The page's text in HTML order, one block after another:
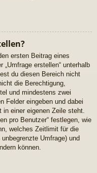
ersten Beitrag eines
erstellen“ unterhalb
du diesen Bereich nicht
die Berechtigung,
und mindestens zwei
Felder eingeben und dabei
einer eigenen Zeile steht.
pro Benutzer“ festlegen, wie
welches Zeitlimit für die
Umfrage) und
können.